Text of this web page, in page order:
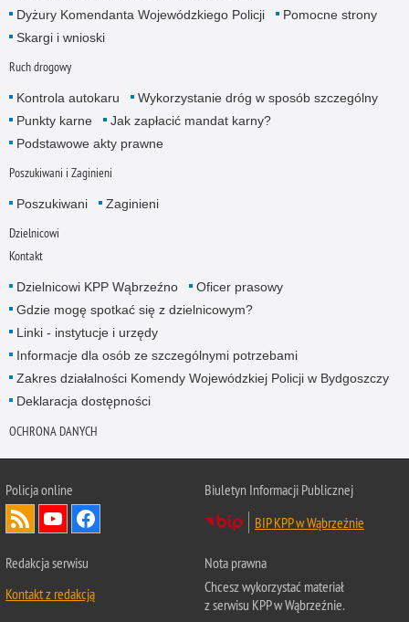
Dyżury Komendanta Wojewódzkiego Policji
Pomocne strony
Skargi i wnioski
Ruch drogowy
Kontrola autokaru
Wykorzystanie dróg w sposób szczególny
Punkty karne
Jak zapłacić mandat karny?
Podstawowe akty prawne
Poszukiwani i Zaginieni
Poszukiwani Zaginieni
Dzielnicowi
Kontakt
Dzielnicowi KPP Wąbrzeźno
Oficer prasowy
Gdzie mogę spotkać się z dzielnicowym?
Linki - instytucje i urzędy
Informacje dla osób ze szczególnymi potrzebami
Zakres działalności Komendy Wojewódzkiej Policji w Bydgoszczy
Deklaracja dostępności
OCHRONA DANYCH
Policja online
Biuletyn Informacji Publicznej
BIP KPP w Wąbrzeźnie
Redakcja serwisu
Kontakt z redakcją
Nota prawna
Chcesz wykorzystać materiał
z serwisu KPP w Wąbrzeźnie.